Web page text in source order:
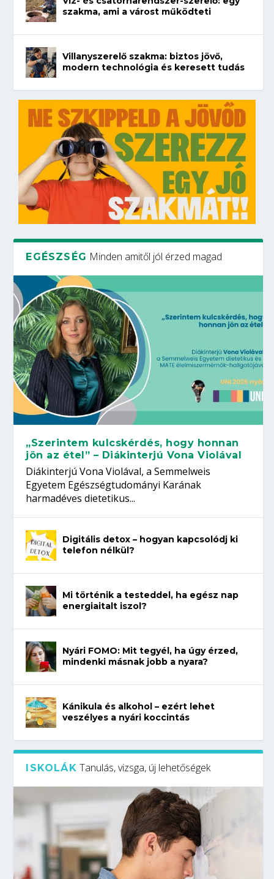
szakma, ami a várost működteti
Villanyszerelő szakma: biztos jövő,
modern technológia és keresett tudás
EGÉSZSÉG Minden amitől jól érzed magad
„Szerintem kulcskérdés, hogy honnan
jön az étel” – Diákinterjú Vona Violával
Diákinterjú Vona Violával, a Semmelweis
Egyetem Egészségtudományi Karának
harmadéves dietetikus...
Digitális detox – hogyan kapcsolódj ki
telefon nélkül?
Mi történik a testeddel, ha egész nap
energiaitalt iszol?
Nyári FOMO: Mit tegyél, ha úgy érzed,
mindenki másnak jobb a nyara?
Kánikula és alkohol – ezért lehet
veszélyes a nyári koccintás
ISKOLÁK Tanulás, vizsga, új lehetőségek